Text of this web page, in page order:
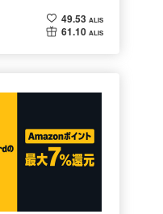
49.53 ALIS
61.10 ALIS